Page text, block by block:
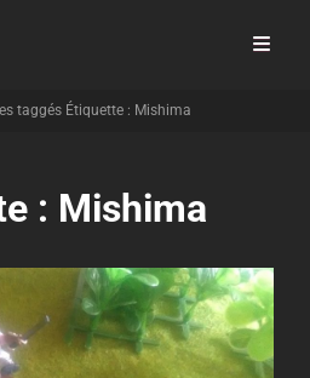
taggés Étiquette : Mishima
: Mishima